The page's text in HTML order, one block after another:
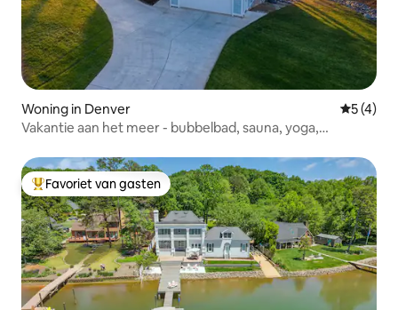
Woning in Denver
5 (4)
Vakantie aan het meer - bubbelbad, sauna, yoga,
Topfavoriet van gasten
Favoriet van gasten